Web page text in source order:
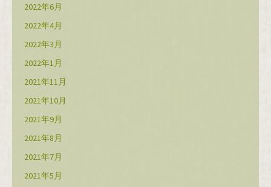
2022年6月
2022年4月
2022年3月
2022年1月
2021年11月
2021年10月
2021年9月
2021年8月
2021年7月
2021年5月